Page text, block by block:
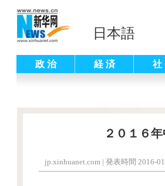
日本語
政 治 経 済 社
２０１６
jp.xinhuanet.com | 発表時間 2016-